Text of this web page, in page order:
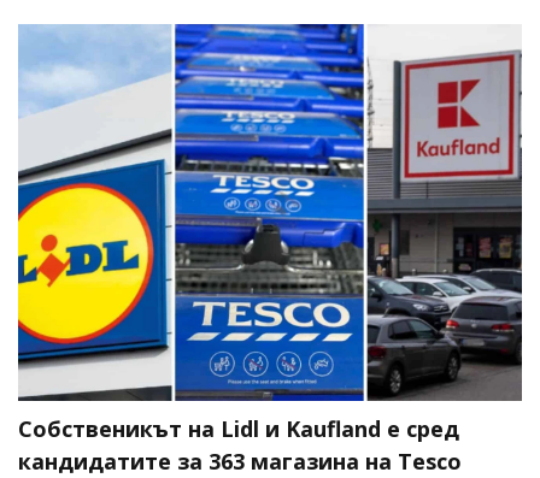
Собственикът на Lidl и Kaufland е сред
кандидатите за 363 магазина на Tesco